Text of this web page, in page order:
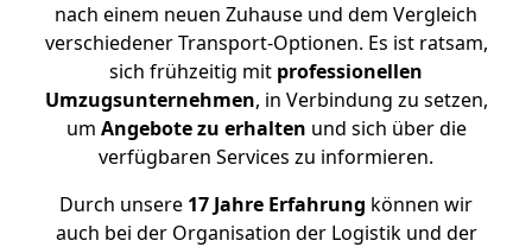
nach einem neuen Zuhause und dem Vergleich
verschiedener Transport-Optionen. Es ist ratsam,
sich frühzeitig mit professionellen
Umzugsunternehmen, in Verbindung zu setzen,
um Angebote zu erhalten und sich über die
verfügbaren Services zu informieren.
Durch unsere 17 Jahre Erfahrung können wir
auch bei der Organisation der Logistik und der